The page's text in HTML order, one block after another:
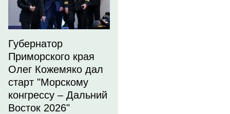
Губернатор
Приморского края
Олег Кожемяко дал
старт "Морскому
конгрессу – Дальний
Восток 2026"